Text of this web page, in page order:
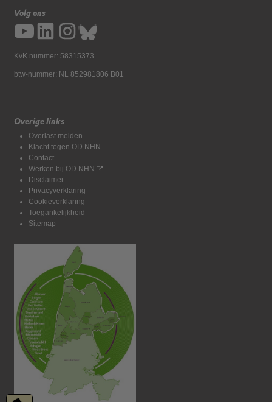
Volg ons
KvK nummer: 58315373
btw-nummer: NL 852981806 B01
Overige links
Overlast melden
Klacht tegen OD NHN
Contact
Werken bij OD NHN
Disclaimer
Privacyverklaring
Cookieverklaring
Toegankelijkheid
Sitemap